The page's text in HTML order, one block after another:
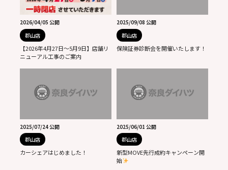
2026/04/05 公開
郡山店
【2026年4月27日～5月9日】店舗リ
ニューアル工事のご案内
2025/09/08 公開
郡山店
保険証券診断会を開催いたします！
2025/07/24 公開
郡山店
カーシェアはじめました！
2025/06/01 公開
郡山店
新型MOVE先行成約キャンペーン開
始